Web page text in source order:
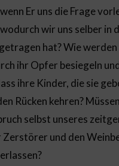
Er uns die Frage
wir uns selber in
hat? Wie
ihr Opfer besiegeln
ihre Kinder, die sie
Rücken kehren?
selbst unseres
und den